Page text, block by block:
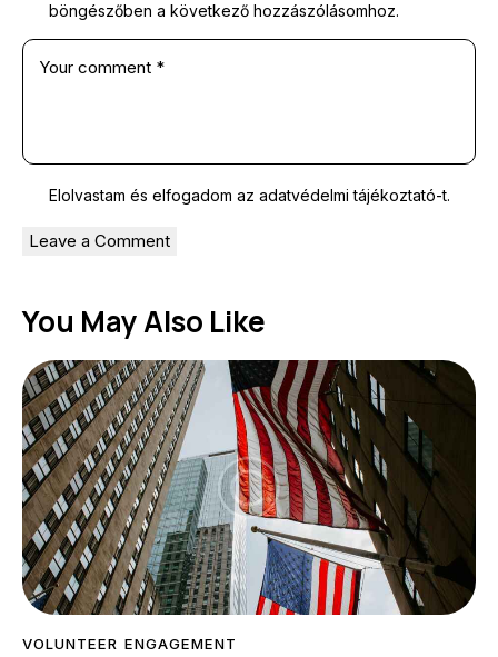
böngészőben a következő hozzászólásomhoz.
Elolvastam és elfogadom az adatvédelmi tájékoztató-t.
You May Also Like
VOLUNTEER ENGAGEMENT